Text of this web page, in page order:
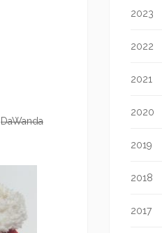
DaWanda
2023
2022
2021
2020
2019
2018
2017